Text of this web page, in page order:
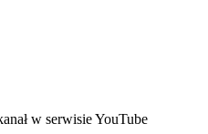
karcie
w serwisie YouTube